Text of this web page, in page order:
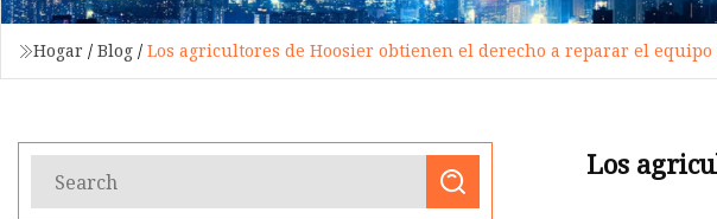
Hogar / Blog / Los agricultores de Hoosier obtienen el derecho a reparar el equipo
Los